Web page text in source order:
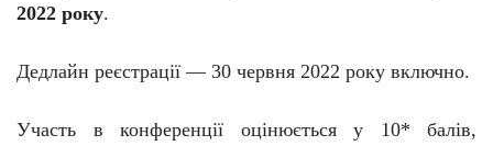
2022 року.
Дедлайн реєстрації — 30 червня 2022 року включно.
Участь в конференції оцінюється у 10* балів,